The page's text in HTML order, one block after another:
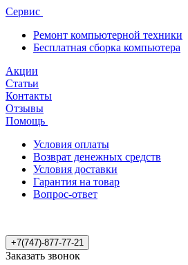
Сервис
Ремонт компьютерной техники
Бесплатная сборка компьютера
Акции
Статьи
Контакты
Отзывы
Помощь
Условия оплаты
Возврат денежных средств
Условия доставки
Гарантия на товар
Вопрос-ответ
+7(747)-877-77-21
Заказать звонок